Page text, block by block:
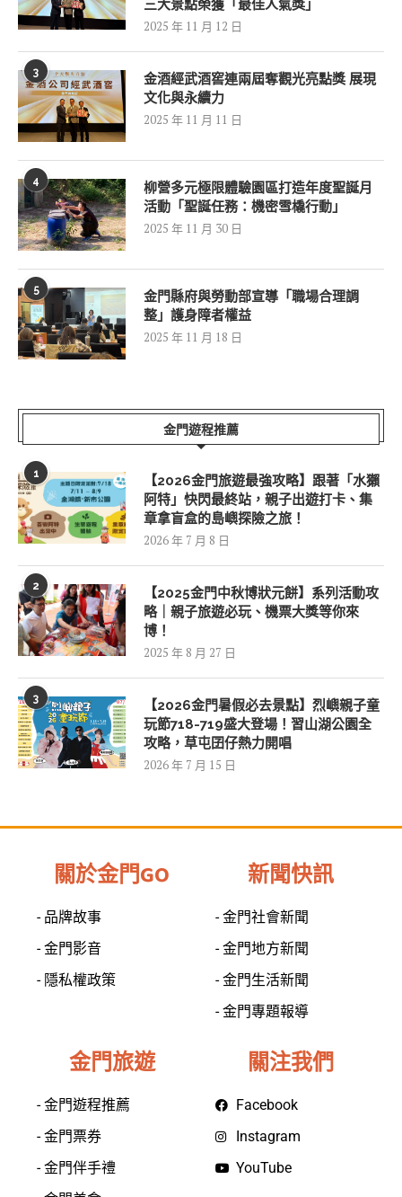
三大景點榮獲「最佳人氣獎」
2025 年 11 月 12 日
3
金酒經武酒窖連兩屆奪觀光亮點獎 展現
文化與永續力
2025 年 11 月 11 日
4
柳營多元極限體驗園區打造年度聖誕月
活動「聖誕任務：機密雪橇行動」
2025 年 11 月 30 日
5
金門縣府與勞動部宣導「職場合理調
整」護身障者權益
2025 年 11 月 18 日
金門遊程推薦
1
【2026金門旅遊最強攻略】跟著「水獺
阿特」快閃最終站，親子出遊打卡、集
章拿盲盒的島嶼探險之旅！
2026 年 7 月 8 日
2
【2025金門中秋博狀元餅】系列活動攻
略｜親子旅遊必玩、機票大獎等你來
博！
2025 年 8 月 27 日
3
【2026金門暑假必去景點】烈嶼親子童
玩節718-719盛大登場！習山湖公園全
攻略，草屯囝仔熱力開唱
2026 年 7 月 15 日
關於金門GO
- 品牌故事
- 金門影音
- 隱私權政策
新聞快訊
- 金門社會新聞
- 金門地方新聞
- 金門生活新聞
- 金門專題報導
金門旅遊
- 金門遊程推薦
- 金門票券
- 金門伴手禮
關注我們
Facebook
Instagram
YouTube